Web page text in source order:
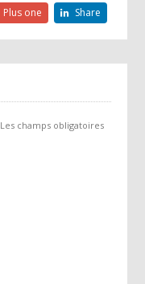
Plus one Share
Les champs obligatoires